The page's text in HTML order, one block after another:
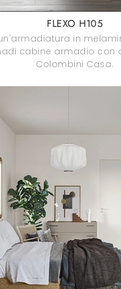
FLEXO H105
in
cabine armadio con
Colombini Casa.